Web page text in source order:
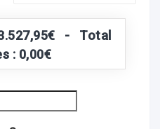
3.527,95€ - Total
: 0,00€